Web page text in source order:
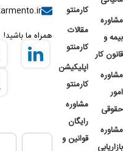
مشاوره
بیمه و
قانون کار
مشاوره
امور
حقوقی
مشاوره
بازاریابی
کارمنتو
مقالات
کارمنتو
اپلیکیشن
کارمنتو
مشاوره
رایگان
قوانین و
همراه ما باشید!